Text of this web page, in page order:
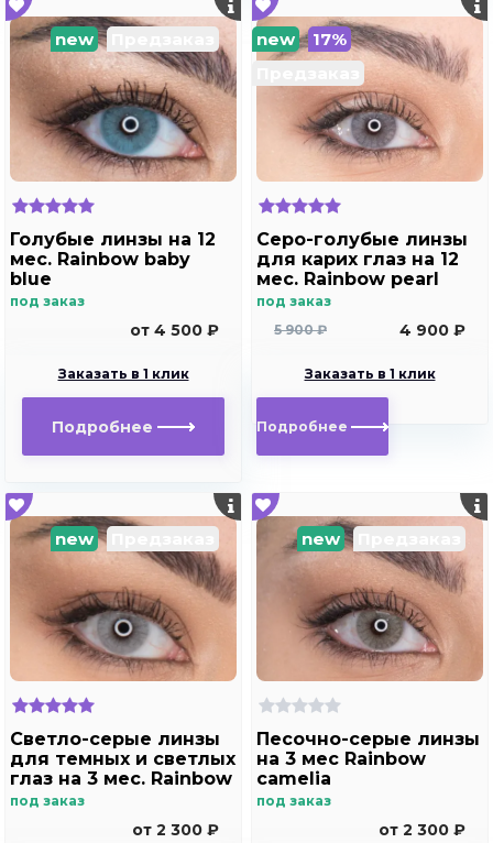
new
Голубые линзы на 12
мес. Rainbow baby
blue
под заказ
от 4 500 ₽
Заказать в 1 клик
Подробнее
new
17%
Серо-голубые линзы
для карих глаз на 12
мес. Rainbow pearl
под заказ
5 900 ₽
4 900 ₽
Заказать в 1 клик
Подробнее
new
Светло-серые линзы
для темных и светлых
глаз на 3 мес. Rainbow
ice
под заказ
от 2 300 ₽
new
Песочно-серые линзы
на 3 мес Rainbow
camelia
под заказ
от 2 300 ₽